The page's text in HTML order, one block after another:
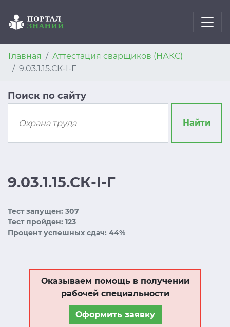
Главная
Аттестация сварщиков (НАКС)
9.03.1.15.СК-I-Г
Поиск по сайту
Найти
9.03.1.15.СК-I-Г
Тест запущен: 307
Тест пройден: 123
Процент успешных сдач: 44%
Оказываем помощь в получении
рабочей специальности
Оформить заявку